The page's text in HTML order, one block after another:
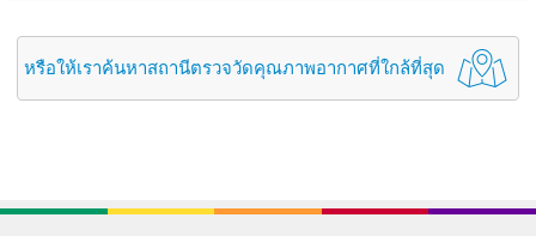
หรือให้เราค้นหาสถานีตรวจวัดคุณภาพอากาศที่ใกล้ที่สุด